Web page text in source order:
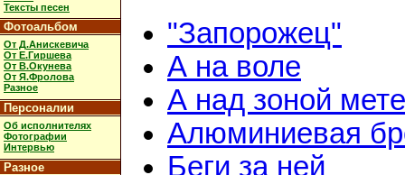
Тексты песен
Фотоальбом
От Д.Анискевича
От Е.Гиршева
От В.Окунева
От Я.Фролова
Разное
Персоналии
Об исполнителях
Фотографии
Интервью
Разное
"Запорожец"
А на воле
А над зоной
Алюминиевая
Беги за ней